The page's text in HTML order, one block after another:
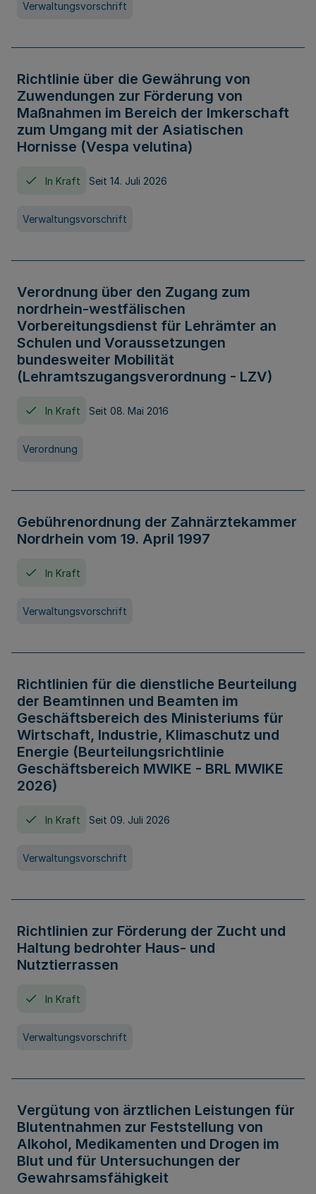
Verwaltungsvorschrift
Richtlinie über die Gewährung von
Zuwendungen zur Förderung von
Maßnahmen im Bereich der Imkerschaft
zum Umgang mit der Asiatischen
Hornisse (Vespa velutina)
In Kraft Seit 14. Juli 2026
Verwaltungsvorschrift
Verordnung über den Zugang zum
nordrhein-westfälischen
Vorbereitungsdienst für Lehrämter an
Schulen und Voraussetzungen
bundesweiter Mobilität
(Lehramtszugangsverordnung - LZV)
In Kraft Seit 08. Mai 2016
Verordnung
Gebührenordnung der Zahnärztekammer
Nordrhein vom 19. April 1997
In Kraft
Verwaltungsvorschrift
Richtlinien für die dienstliche Beurteilung
der Beamtinnen und Beamten im
Geschäftsbereich des Ministeriums für
Wirtschaft, Industrie, Klimaschutz und
Energie (Beurteilungsrichtlinie
Geschäftsbereich MWIKE - BRL MWIKE
2026)
In Kraft Seit 09. Juli 2026
Verwaltungsvorschrift
Richtlinien zur Förderung der Zucht und
Haltung bedrohter Haus- und
Nutztierrassen
In Kraft
Verwaltungsvorschrift
Vergütung von ärztlichen Leistungen für
Blutentnahmen zur Feststellung von
Alkohol, Medikamenten und Drogen im
Blut und für Untersuchungen der
Gewahrsamsfähigkeit